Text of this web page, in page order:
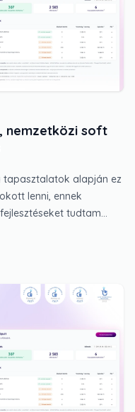
nemzetközi soft
tapasztalatok alapján ez
lenni, ennek
tudtam